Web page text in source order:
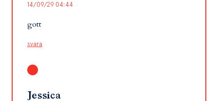
14/09/29 04:44
gott
svara
Jessica